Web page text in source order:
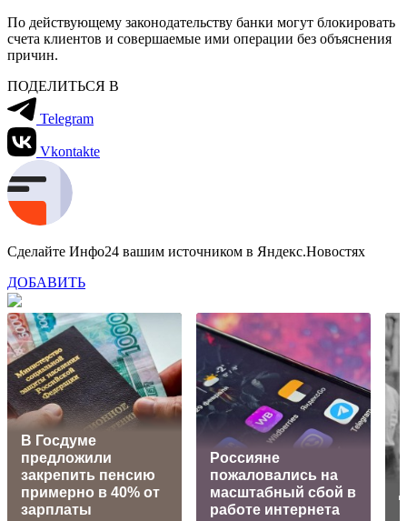
По действующему законодательству банки могут блокировать
счета клиентов и совершаемые ими операции без объяснения
причин.
ПОДЕЛИТЬСЯ В
Telegram
Vkontakte
Сделайте Инфо24 вашим источником в Яндекс.Новостях
ДОБАВИТЬ
В Госдуме
предложили
закрепить пенсию
примерно в 40% от
зарплаты
Россияне
пожаловались на
масштабный сбой в
работе интернета